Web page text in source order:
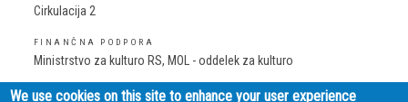
Cirkulacija 2
FINANČNA PODPORA
Ministrstvo za kulturo RS, MOL - oddelek za kulturo
RAZSTAVE
We use cookies on this site to enhance your user experience